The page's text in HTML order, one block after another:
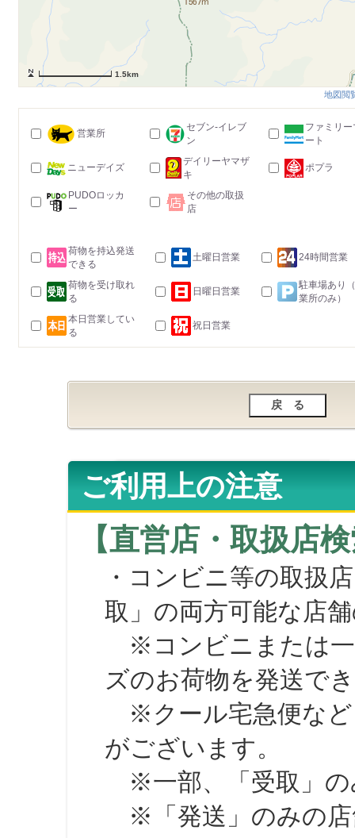
1.5km
地図閲
営業所
セブン-イレブ
ン
ファミリー
ート
ニューデイズ
デイリーヤマザ
キ
ポプラ
PUDOロッカ
ー
その他の取扱
店
荷物を持込発送
できる
土曜日営業 24時間営業
荷物を受け取れ
る
日曜日営業
駐車場あり
業所のみ）
本日営業してい
る
祝日営業
ご利用上の注意
【直営店・取扱店
・コンビニ等の取扱
取」の両方可能な店
※コンビニまたは一
ズのお荷物を発送で
※クール宅急便など
がございます。
※一部、「受取」の
※「発送」のみの店